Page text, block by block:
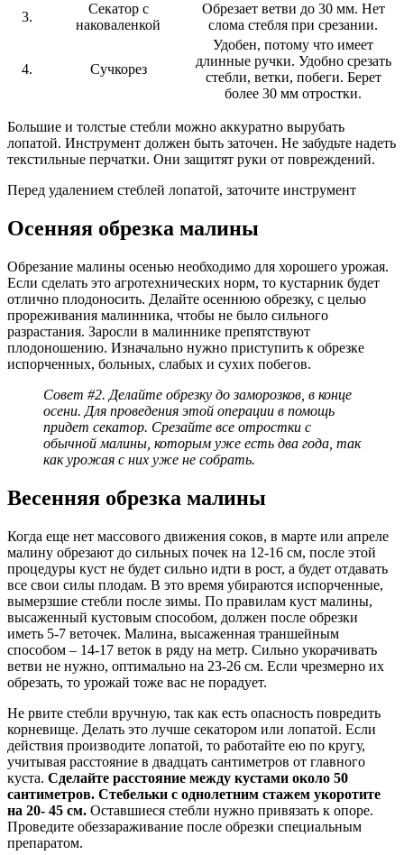
3.
Секатор с
наковаленкой
Обрезает ветви до 30 мм. Нет
слома стебля при срезании.
4. Сучкорез
Удобен, потому что имеет
длинные ручки. Удобно срезать
стебли, ветки, побеги. Берет
более 30 мм отростки.
Большие и толстые стебли можно аккуратно вырубать
лопатой. Инструмент должен быть заточен. Не забудьте надеть
текстильные перчатки. Они защитят руки от повреждений.
Перед удалением стеблей лопатой, заточите инструмент
Осенняя обрезка малины
Обрезание малины осенью необходимо для хорошего урожая.
Если сделать это агротехнических норм, то кустарник будет
отлично плодоносить. Делайте осеннюю обрезку, с целью
прореживания малинника, чтобы не было сильного
разрастания. Заросли в малиннике препятствуют
плодоношению. Изначально нужно приступить к обрезке
испорченных, больных, слабых и сухих побегов.
Совет #2. Делайте обрезку до заморозков, в конце
осени. Для проведения этой операции в помощь
придет секатор. Срезайте все отростки с
обычной малины, которым уже есть два года, так
как урожая с них уже не собрать.
Весенняя обрезка малины
Когда еще нет массового движения соков, в марте или апреле
малину обрезают до сильных почек на 12-16 см, после этой
процедуры куст не будет сильно идти в рост, а будет отдавать
все свои силы плодам. В это время убираются испорченные,
вымерзшие стебли после зимы. По правилам куст малины,
высаженный кустовым способом, должен после обрезки
иметь 5-7 веточек. Малина, высаженная траншейным
способом – 14-17 веток в ряду на метр. Сильно укорачивать
ветви не нужно, оптимально на 23-26 см. Если чрезмерно их
обрезать, то урожай тоже вас не порадует.
Не рвите стебли вручную, так как есть опасность повредить
корневище. Делать это лучше секатором или лопатой. Если
действия производите лопатой, то работайте ею по кругу,
учитывая расстояние в двадцать сантиметров от главного
куста. Сделайте расстояние между кустами около 50
сантиметров. Стебельки с однолетним стажем укоротите
на 20- 45 см. Оставшиеся стебли нужно привязать к опоре.
Проведите обеззараживание после обрезки специальным
препаратом.